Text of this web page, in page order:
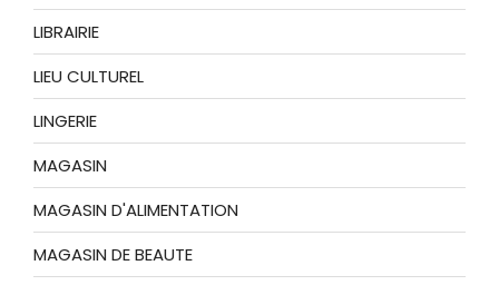
LIBRAIRIE
LIEU CULTUREL
LINGERIE
MAGASIN
MAGASIN D'ALIMENTATION
MAGASIN DE BEAUTE